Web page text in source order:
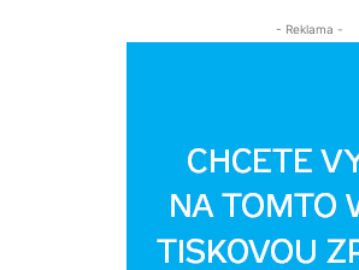
- Reklama -